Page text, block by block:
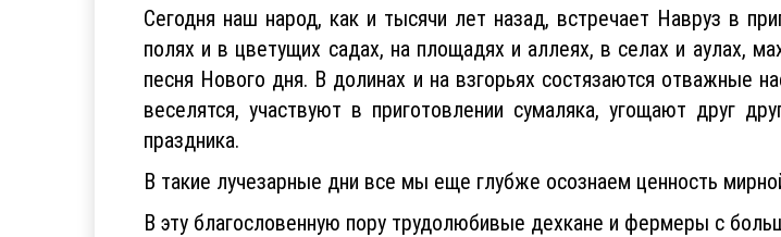
Сегодня наш народ, как и тысячи лет назад, встречает Навруз в
полях и в цветущих садах, на площадях и аллеях, в селах и аулах,
песня Нового дня. В долинах и на взгорьях состязаются отважные
веселятся, участвуют в приготовлении сумаляка, угощают друг
праздника.
В такие лучезарные дни все мы еще глубже осознаем ценность
В эту благословенную пору трудолюбивые дехкане и фермеры с